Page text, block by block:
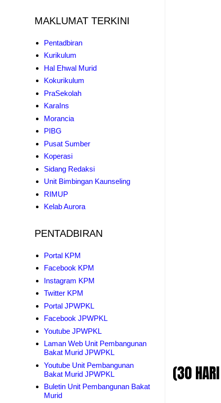
(30
MAKLUMAT TERKINI
Pentadbiran
Kurikulum
Hal Ehwal Murid
Kokurikulum
PraSekolah
KaraIns
Morancia
PIBG
Pusat Sumber
Koperasi
Sidang Redaksi
Unit Bimbingan Kaunseling
RIMUP
Kelab Aurora
PENTADBIRAN
Portal KPM
Facebook KPM
Instagram KPM
Twitter KPM
Portal JPWPKL
Facebook JPWPKL
Youtube JPWPKL
Laman Web Unit Pembangunan
Bakat Murid JPWPKL
Youtube Unit Pembangunan
Bakat Murid JPWPKL
Buletin Unit Pembangunan Bakat
Murid